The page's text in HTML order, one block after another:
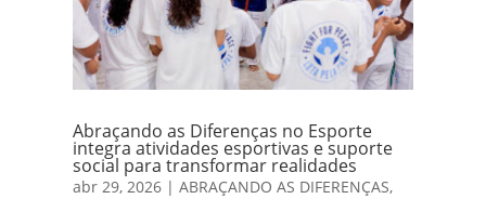
Abraçando as Diferenças no Esporte
integra atividades esportivas e suporte
social para transformar realidades
abr 29, 2026 |ABRAÇANDO AS DIFERENÇAS,